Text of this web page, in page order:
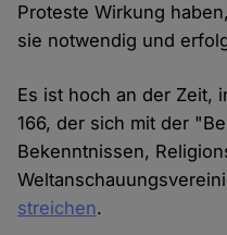
Proteste Wirkung
sie notwendig und
Es ist hoch an der Zeit,
166, der sich mit der
Bekenntnissen,
streichen.